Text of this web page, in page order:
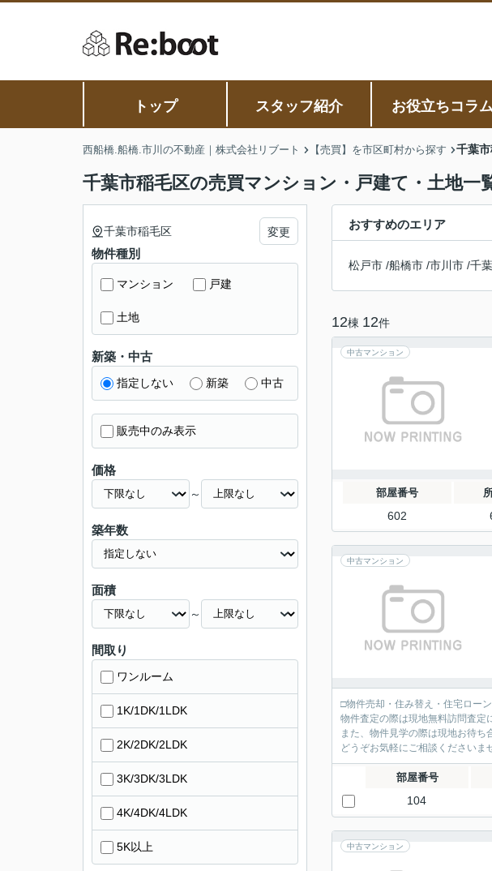
トップ スタッフ紹介 お役立ちコラ
西船橋.船橋.市川の不動産｜株式会社リブート 【売買】を市区町村から探す 千葉
千葉市稲毛区の売買マンション・戸建て・土地一
おすすめのエリア
松戸市 /船橋市 /市川市 /千
12棟 12件
中古マンション
部屋番号
602
中古マンション
□物件売却・住み替え・住宅ロー
物件査定の際は現地無料訪問査定
また、物件見学の際は現地お待ち
どうぞお気軽にご相談くださいま
部屋番号
104
中古マンション
千葉市稲毛区 変更
物件種別
マンション 戸建
土地
新築・中古
指定しない 新築 中古
販売中のみ表示
価格
～
築年数
面積
～
間取り
ワンルーム
1K/1DK/1LDK
2K/2DK/2LDK
3K/3DK/3LDK
4K/4DK/4LDK
5K以上